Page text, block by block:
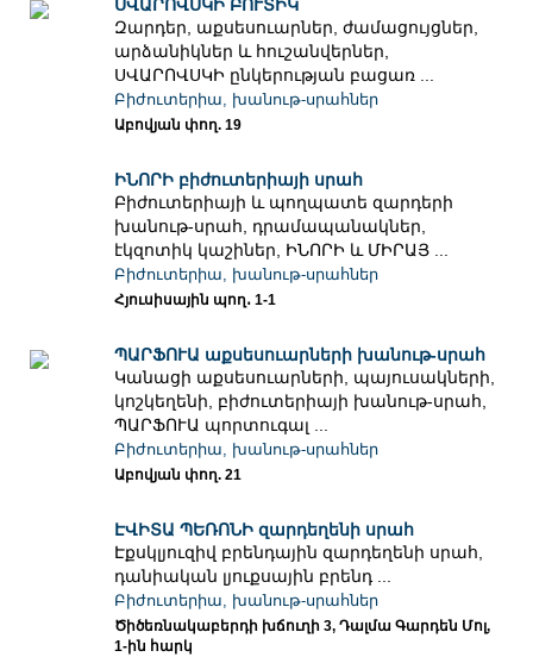
ՍՎԱՐՈՎՍԿԻ ԲՈՒՏԻԿ
Զարդեր, աքսեսուարներ, ժամացույցներ,
արձանիկներ և հուշանվերներ,
ՍՎԱՐՈՎՍԿԻ ընկերության բացառ ...
Բիժուտերիա, խանութ-սրահներ
Աբովյան փող. 19
ԻՆՈՐԻ բիժուտերիայի սրահ
Բիժուտերիայի և պողպատե զարդերի
խանութ-սրահ, դրամապանակներ,
էկզոտիկ կաշիներ, ԻՆՈՐԻ և ՄԻՐԱՅ ...
Բիժուտերիա, խանութ-սրահներ
Հյուսիսային պող․ 1-1
ՊԱՐՖՈՒԱ աքսեսուարների խանութ-սրահ
Կանացի աքսեսուարների, պայուսակների,
կոշկեղենի, բիժուտերիայի խանութ-սրահ,
ՊԱՐՖՈՒԱ պորտուգալ ...
Բիժուտերիա, խանութ-սրահներ
Աբովյան փող. 21
ԷՎԻՏԱ ՊԵՌՈՆԻ զարդեղենի սրահ
Էքսկլյուզիվ բրենդային զարդեղենի սրահ,
դանիական լյուքսային բրենդ ...
Բիժուտերիա, խանութ-սրահներ
Ծիծեռնակաբերդի խճուղի 3, Դալմա Գարդեն Մոլ,
1-ին հարկ